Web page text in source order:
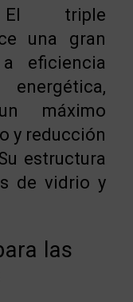
triple
una gran
eficiencia
máximo
y reducción
estructura
de vidrio y
las